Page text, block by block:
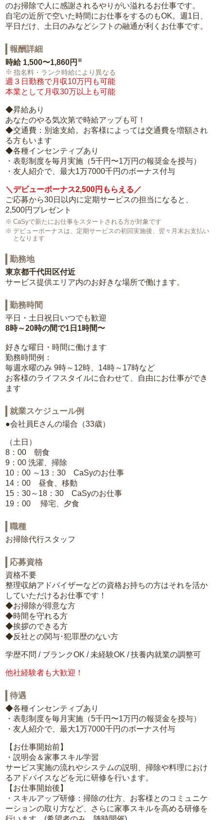
のお掃除で人に感謝されるやりがい溢れるお仕事です。
自宅の近所で空いた時間にお仕事をするのもOK。週1日、
平日だけ、土日のみなどシフトの融通が利くお仕事です。
報酬詳細
時給 1,500〜1,860円 ※
指名料・ランク時給により異なる
週３日勤務で月収10万円も可能
本業として月収30万以上も可能
◆昇給あり
あなたのやる気次第で時給アップも可！
◆交通費：別途支給。お客様によっては交通費を増額され
る方もいます
◆各種インセンティブあり
・表彰制度を毎月実施（5千円〜1万円の報奨金を授与）
・友人紹介で、最大1万7000千円のボーナス付与
＼デビューボーナス2,500円もらえる／
ご応募から30日以内に定期サービスの担当になると、
2,500円プレゼント
CaSyで新たにお仕事をスタートされる方が対象です
デビューボーナスは、定期サービスの初回実施後、翌々月末お支払い
となります
勤務地
東京都千代田区付近
サービス提供エリア内のお好きな場所で働けます。
勤務時間
平日・土日祝日いつでも歓迎
8時～20時の間で1日1時間〜
好きな曜日・時間に働けます
勤務時間例：
毎週水曜のみ 9時～12時、14時～17時など
お客様のライフスタイルに合わせて、自由にお仕事ができ
ます
就業スケジュール例
●会社員Eさんの場合（33歳）
（土日）
8：00 朝食
9：00 洗濯、掃除
10：00 ～13：30 CaSyのお仕事
14：00 昼食、移動
15：30～18：30 CaSyのお仕事
19：00 帰宅、夕食
職種
お掃除代行スタッフ
応募資格
資格不要
整理収納アドバイザーなどの資格お持ちの方はそれを活か
していただけるお仕事です！
◆お掃除が得意な方
◆時間を守れる方
◆挨拶のできる方
◆反社との関与･犯罪歴のない方
学歴不問 / ブランクOK / 未経験OK / 扶養内就業の調整可
他社経験者も大歓迎！
待遇
◆各種インセンティブあり
・表彰制度を毎月実施（5千円〜1万円の報奨金を授与）
・友人紹介で、最大1万7000千円のボーナス付与
【お仕事開始前】
・説明会＆家事スキル学習
サービス実施の流れやシステムの説明、掃除や料理におけ
るアドバイスなどを元に研修を行います。
【お仕事開始後】
・スキルアップ研修：掃除の仕方、お客様とのコミュニケ
ーションの取り方など、さらに家事スキルを高める研修を